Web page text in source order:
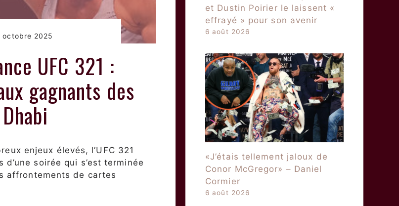
octobre 2025
UFC 321 :
gagnants des
enjeux élevés, l’UFC 321
soirée qui s’est terminée
affrontements de cartes
et Dustin Poirier le laissent «
effrayé » pour son avenir
6 août 2026
«J’étais tellement jaloux de
Conor McGregor» – Daniel
Cormier
6 août 2026